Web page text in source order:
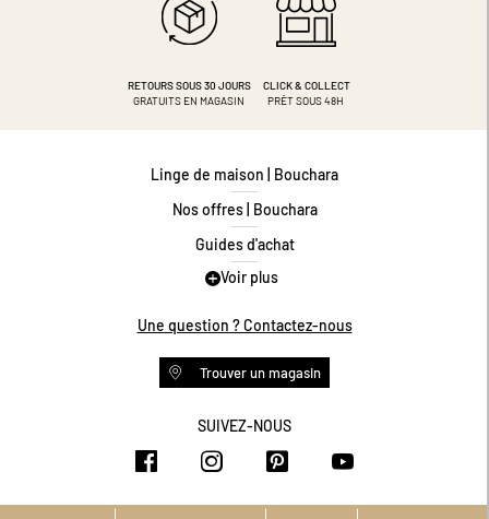
RETOURS SOUS 30 JOURS
GRATUITS EN MAGASIN
CLICK & COLLECT
PRÊT SOUS 48H
Linge de maison | Bouchara
Nos offres | Bouchara
Guides d'achat
Guide des tailles
Programme de fidélité
Conditions des offres
Livraison et retours
Voir plus
Une question ? Contactez-nous
Trouver un magasin
SUIVEZ-NOUS
https://www.facebook.com/
https://https://